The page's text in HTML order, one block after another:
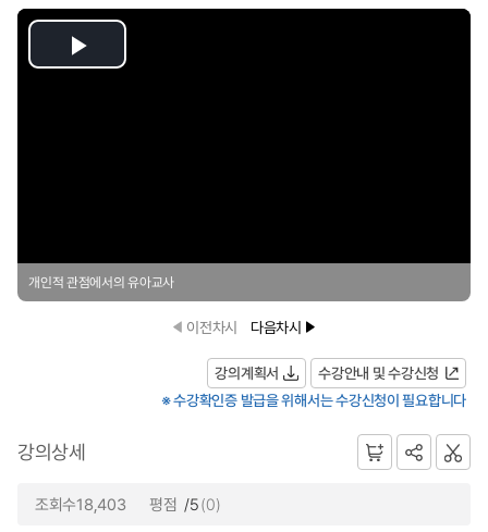
Play
개인적 관점에서의 유아교사
이전차시 다음차시
강의계획서
수강안내 및 수강신청
※ 수강확인증 발급을 위해서는 수강신청이 필요합니다
강의상세
조회수18,403 평점 /5(0)